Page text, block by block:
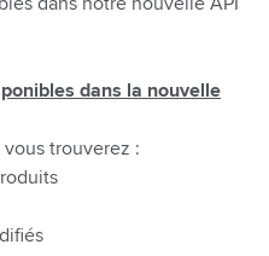
dans la nouvelle
vous trouverez :